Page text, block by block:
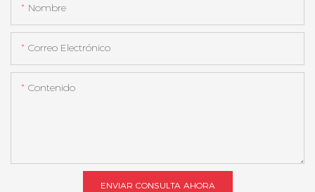
Nombre
Correo Electrónico
Contenido
ENVIAR CONSULTA AHORA